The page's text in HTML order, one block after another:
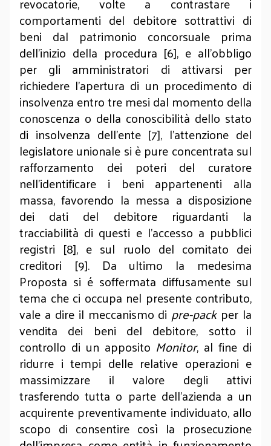
comportamenti del debitore sottrattivi di
beni dal patrimonio concorsuale prima
dell’inizio della procedura [6], e all’obbligo
per gli amministratori di attivarsi per
richiedere l’apertura di un procedimento di
insolvenza entro tre mesi dal momento della
conoscenza o della conoscibilità dello stato
di insolvenza dell’ente [7], l’attenzione del
legislatore unionale si è pure concentrata sul
rafforzamento dei poteri del curatore
nell’identificare i beni appartenenti alla
massa, favorendo la messa a disposizione
dei dati del debitore riguardanti la
tracciabilità di questi e l’accesso a pubblici
registri [8], e sul ruolo del comitato dei
creditori [9]. Da ultimo la medesima
Proposta si é soffermata diffusamente sul
tema che ci occupa nel presente contributo,
vale a dire il meccanismo di pre-packper la
vendita dei beni del debitore, sotto il
controllo di un apposito Monitor, al fine di
ridurre i tempi delle relative operazioni e
massimizzare il valore degli attivi
trasferendo tutta o parte dell’azienda a un
acquirente preventivamente individuato, allo
scopo di consentire così la prosecuzione